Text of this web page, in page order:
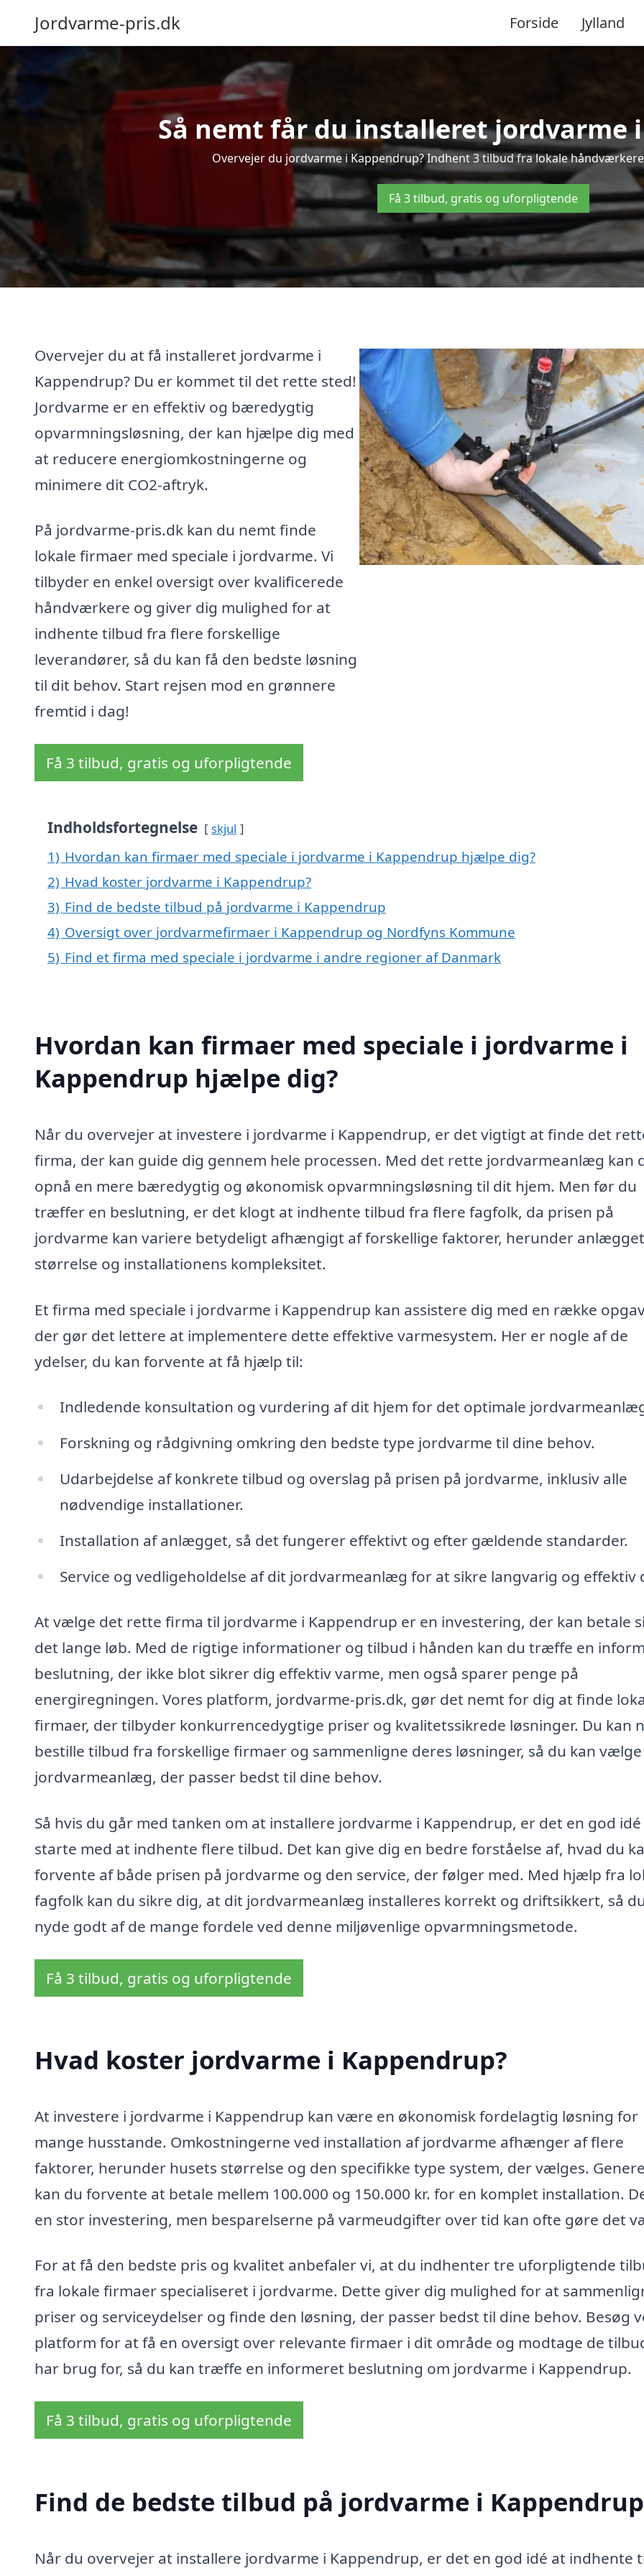
Jordvarme-pris.dk Forside Jylland
Så nemt får du installeret jordvarme
Overvejer du jordvarme i Kappendrup? Indhent 3 tilbud fra lokale
Få 3 tilbud, gratis og uforpligtende
Overvejer du at få installeret jordvarme i
Kappendrup? Du er kommet til det rette sted!
Jordvarme er en effektiv og bæredygtig
opvarmningsløsning, der kan hjælpe dig med
at reducere energiomkostningerne og
minimere dit CO2-aftryk.
På jordvarme-pris.dk kan du nemt finde
lokale firmaer med speciale i jordvarme. Vi
tilbyder en enkel oversigt over kvalificerede
håndværkere og giver dig mulighed for at
indhente tilbud fra flere forskellige
leverandører, så du kan få den bedste løsning
til dit behov. Start rejsen mod en grønnere
fremtid i dag!
Få 3 tilbud, gratis og uforpligtende
Indholdsfortegnelse skjul
1) Hvordan kan firmaer med speciale i jordvarme i Kappendrup hjælpe dig?
2) Hvad koster jordvarme i Kappendrup?
3) Find de bedste tilbud på jordvarme i Kappendrup
4) Oversigt over jordvarmefirmaer i Kappendrup og Nordfyns Kommune
5) Find et firma med speciale i jordvarme i andre regioner af Danmark
Hvordan kan firmaer med speciale i jordvarme i
Kappendrup hjælpe dig?
Når du overvejer at investere i jordvarme i Kappendrup, er det vigtigt at finde det
firma, der kan guide dig gennem hele processen. Med det rette jordvarmeanlæg kan
opnå en mere bæredygtig og økonomisk opvarmningsløsning til dit hjem. Men før du
træffer en beslutning, er det klogt at indhente tilbud fra flere fagfolk, da prisen på
jordvarme kan variere betydeligt afhængigt af forskellige faktorer, herunder
størrelse og installationens kompleksitet.
Et firma med speciale i jordvarme i Kappendrup kan assistere dig med en række
der gør det lettere at implementere dette effektive varmesystem. Her er nogle af de
ydelser, du kan forvente at få hjælp til:
Indledende konsultation og vurdering af dit hjem for det optimale
Forskning og rådgivning omkring den bedste type jordvarme til dine behov.
Udarbejdelse af konkrete tilbud og overslag på prisen på jordvarme, inklusiv alle
nødvendige installationer.
Installation af anlægget, så det fungerer effektivt og efter gældende standarder.
Service og vedligeholdelse af dit jordvarmeanlæg for at sikre langvarig og effektiv
At vælge det rette firma til jordvarme i Kappendrup er en investering, der kan betale
det lange løb. Med de rigtige informationer og tilbud i hånden kan du træffe en
beslutning, der ikke blot sikrer dig effektiv varme, men også sparer penge på
energiregningen. Vores platform, jordvarme-pris.dk, gør det nemt for dig at finde
firmaer, der tilbyder konkurrencedygtige priser og kvalitetssikrede løsninger. Du kan
bestille tilbud fra forskellige firmaer og sammenligne deres løsninger, så du kan
jordvarmeanlæg, der passer bedst til dine behov.
Så hvis du går med tanken om at installere jordvarme i Kappendrup, er det en god
starte med at indhente flere tilbud. Det kan give dig en bedre forståelse af, hvad du
forvente af både prisen på jordvarme og den service, der følger med. Med hjælp fra
fagfolk kan du sikre dig, at dit jordvarmeanlæg installeres korrekt og driftsikkert, så
nyde godt af de mange fordele ved denne miljøvenlige opvarmningsmetode.
Få 3 tilbud, gratis og uforpligtende
Hvad koster jordvarme i Kappendrup?
At investere i jordvarme i Kappendrup kan være en økonomisk fordelagtig løsning for
mange husstande. Omkostningerne ved installation af jordvarme afhænger af flere
faktorer, herunder husets størrelse og den specifikke type system, der vælges.
kan du forvente at betale mellem 100.000 og 150.000 kr. for en komplet installation.
en stor investering, men besparelserne på varmeudgifter over tid kan ofte gøre det
For at få den bedste pris og kvalitet anbefaler vi, at du indhenter tre uforpligtende
fra lokale firmaer specialiseret i jordvarme. Dette giver dig mulighed for at
priser og serviceydelser og finde den løsning, der passer bedst til dine behov. Besøg
platform for at få en oversigt over relevante firmaer i dit område og modtage de
har brug for, så du kan træffe en informeret beslutning om jordvarme i Kappendrup.
Få 3 tilbud, gratis og uforpligtende
Find de bedste tilbud på jordvarme i Kappendrup
Når du overvejer at installere jordvarme i Kappendrup, er det en god idé at indhente